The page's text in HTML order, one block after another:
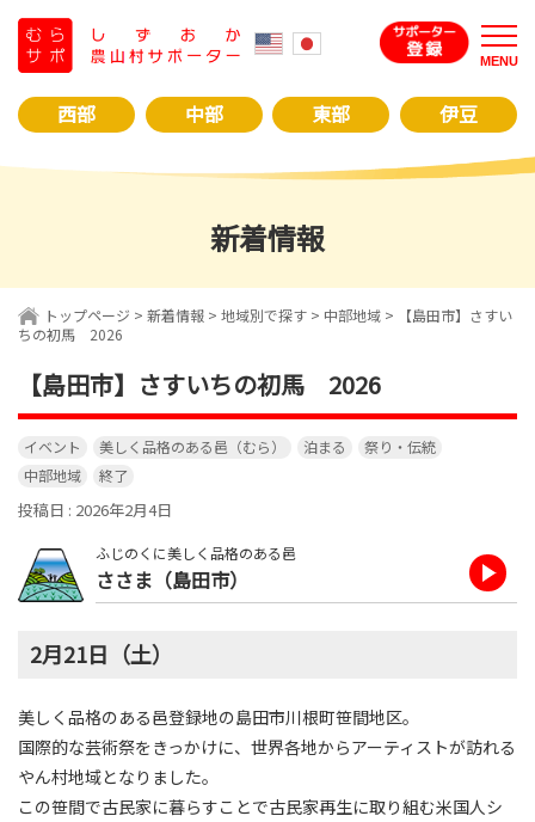
MENU
へ
プ
西部 中部 東部 伊豆
新着情報
トップページ > 新着情報 > 地域別で探す > 中部地域 >
【島田市】さすい
ちの初馬 2026
【島田市】さすいちの初馬 2026
イベント 美しく品格のある邑（むら） 泊まる
祭り・伝統
中部地域
終了
投稿日 : 2026年2月4日
ふじのくに美しく品格のある邑
ささま（島田市）
2月21日（土）
美しく品格のある邑登録地の島田市川根町笹間地区。
国際的な芸術祭をきっかけに、世界各地からアーティストが訪れる
やん村地域となりました。
この笹間で古民家に暮らすことで古民家再生に取り組む米国人シ